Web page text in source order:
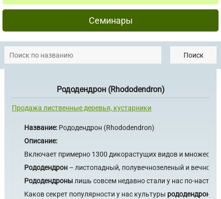
Семинары
Поиск
Рододендрон (Rhododendron)
Продажа лиственные деревья, кустарники
Название: Рододендрон (Rhododendron)
Описание:
Включает примерно 1300 дикорастущих видов и
Рододендрон – листопадный, полувечнозеленый и
Рододендронылишь совсем недавно стали у нас по-
Каков секрет популярности у нас культуры рододендрона